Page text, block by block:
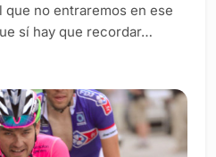
no entraremos en ese
sí hay que recordar…